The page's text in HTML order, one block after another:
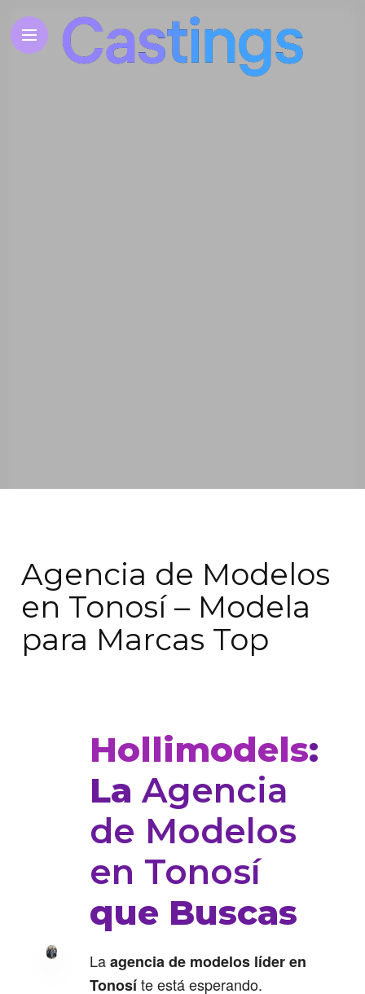
Agencia de Modelos
en Tonosí – Modela
para Marcas Top
Hollimodels:
LaAgencia
de Modelos
en Tonosí
que Buscas
Laagencia de modelos líder en
Tonosíte está esperando.